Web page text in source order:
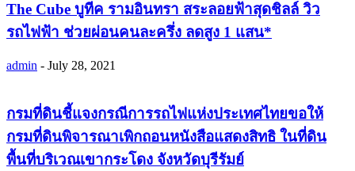
The Cube บูทีค รามอินทรา สระลอยฟ้าสุดชิลล์ วิว
รถไฟฟ้า ช่วยผ่อนคนละครึ่ง ลดสูง 1 แสน*
admin - July 28, 2021
กรมที่ดินชี้แจงกรณีการรถไฟแห่งประเทศไทยขอให้
กรมที่ดินพิจารณาเพิกถอนหนังสือแสดงสิทธิ ในที่ดิน
พื้นที่บริเวณเขากระโดง จังหวัดบุรีรัมย์